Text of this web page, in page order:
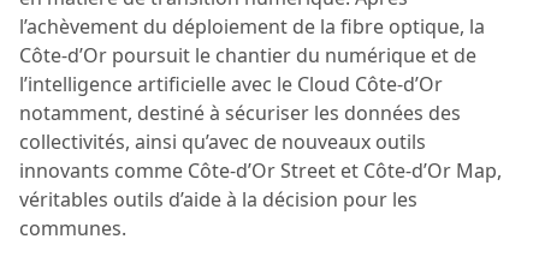
l’achèvement du déploiement de la fibre optique, la
Côte-d’Or poursuit le chantier du numérique et de
l’intelligence artificielle avec le Cloud Côte-d’Or
notamment, destiné à sécuriser les données des
collectivités, ainsi qu’avec de nouveaux outils
innovants comme Côte-d’Or Street et Côte-d’Or Map,
véritables outils d’aide à la décision pour les
communes.